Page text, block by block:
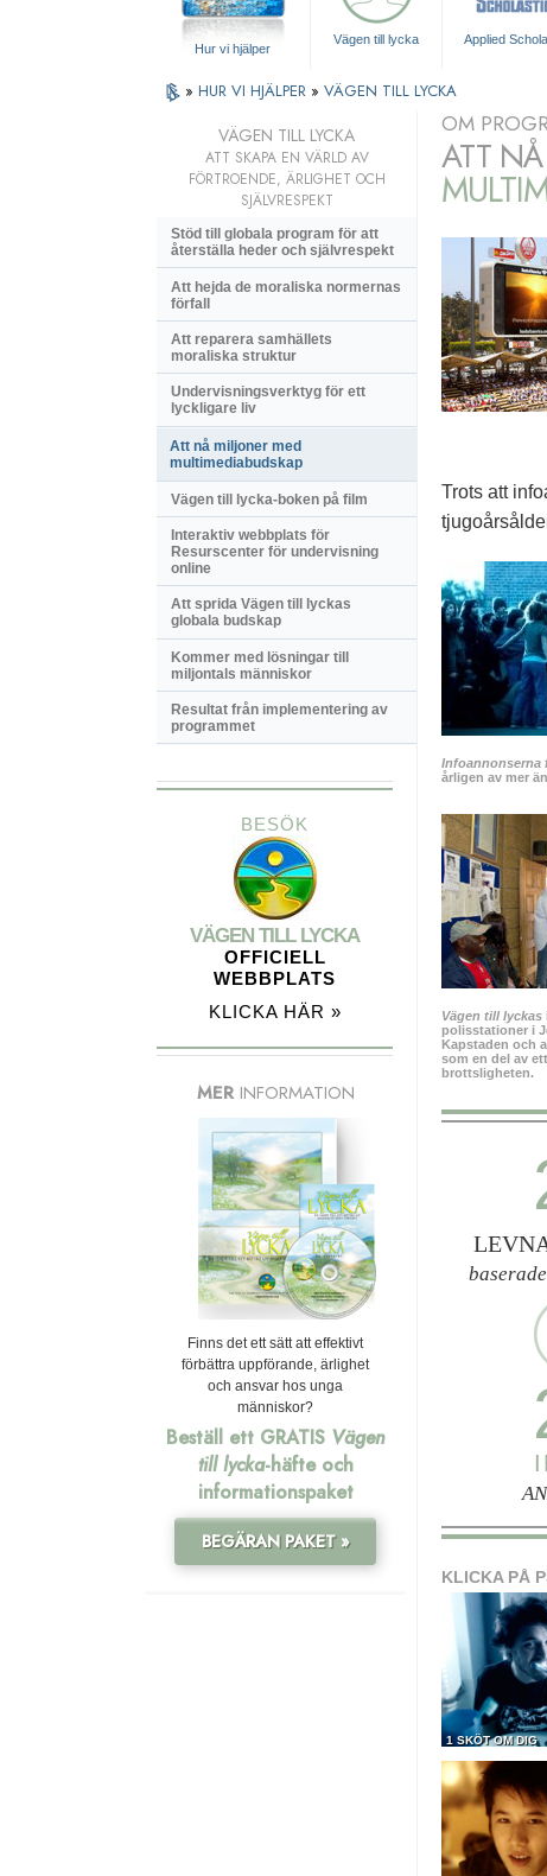
Hur vi hjälper
Vägen till lycka Applied
» HUR VI HJÄLPER » VÄGEN TILL LYCKA
OM
ATT
Trots att
Infoannonserna
årligen av mer
Vägen till lyckas
polisstationer i
Kapstaden och
som en del av
brottsligheten.
KLICKA PÅ
1 SKÖT OM DIG
VÄGEN TILL LYCKA
ATT SKAPA EN VÄRLD AV
FÖRTROENDE, ÄRLIGHET OCH
SJÄLVRESPEKT
Stöd till globala program för att
återställa heder och självrespekt
Att hejda de moraliska normernas
förfall
Att reparera samhällets
moraliska struktur
Undervisningsverktyg för ett
lyckligare liv
Att nå miljoner med
multimediabudskap
Vägen till lycka-boken på film
Interaktiv webbplats för
Resurscenter för undervisning
online
Att sprida Vägen till lyckas
globala budskap
Kommer med lösningar till
miljontals människor
Resultat från implementering av
programmet
BESÖK
VÄGEN TILL LYCKA
OFFICIELL
WEBBPLATS
KLICKA HÄR »
MER INFORMATION
Finns det ett sätt att effektivt
förbättra uppförande, ärlighet
och ansvar hos unga
människor?
Beställ ett GRATIS Vägen
till lycka-häfte och
informationspaket
BEGÄRAN PAKET »